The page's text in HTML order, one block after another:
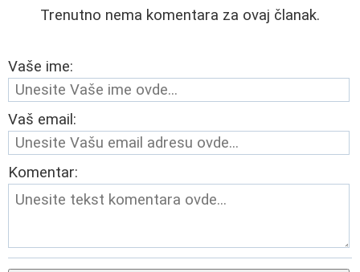
Trenutno nema komentara za ovaj članak.
Vaše ime:
Vaš email:
Komentar: